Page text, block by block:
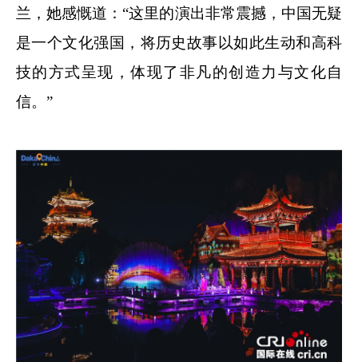
兰，她感慨道：“这里的演出非常震撼，中国无疑
是一个文化强国，将历史故事以如此生动和高科
技的方式呈现，体现了非凡的创造力与文化自
信。”